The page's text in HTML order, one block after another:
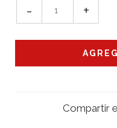
- +
Compartir